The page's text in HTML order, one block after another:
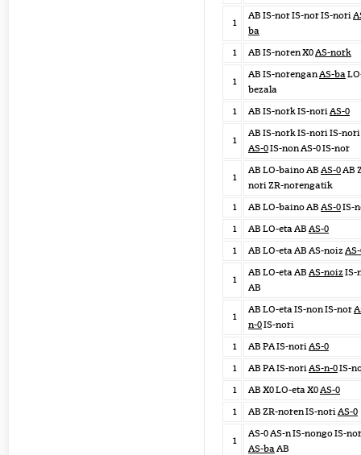
1
AB IS-nor IS-nor IS-nori
ba
1
AB IS-noren X0AS-nork
1
AB IS-norenganAS-ba
bezala
1
AB IS-nork IS-noriAS-0
1
AB IS-nork IS-nori IS-nori
AS-0IS-non AS-0 IS-nor
1
AB LO-baino AB AS-0AB
nori ZR-norengatik
1
AB LO-baino AB AS-0IS-
1
AB LO-eta AB AS-0
1
AB LO-eta AB AS-noiz
1
AB LO-eta AB AS-noiz IS-
AB
1
AB LO-eta IS-non IS-nor
n-0IS-nori
1
AB PA IS-noriAS-0
1
AB PA IS-noriAS-n-0IS-
1
AB X0 LO-eta X0AS-0
1
AB ZR-noren IS-noriAS-0
1
AS-0 AS-n IS-nongo IS-
AS-baAB